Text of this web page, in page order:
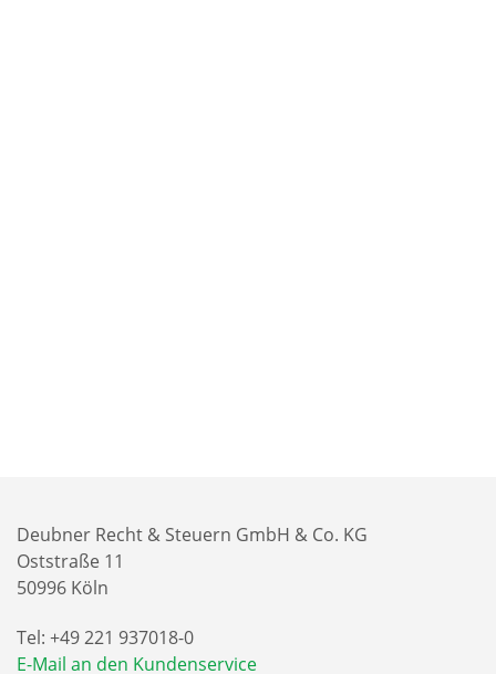
Deubner Recht & Steuern GmbH & Co. KG
Oststraße 11
50996 Köln
Tel: +49 221 937018-0
E-Mail an den Kundenservice